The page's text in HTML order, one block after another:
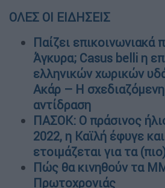
ΟΛΕΣ ΟΙ ΕΙΔΗΣΕΙΣ
Παίζει επικοινωνιακά
Άγκυρα; Casus belli η
ελληνικών χωρικών
Ακάρ – Η
αντίδραση
ΠΑΣΟΚ: Ο πράσινος
2022, η Καϊλή έφυγε
ετοιμάζεται για τα
Πώς θα κινηθούν τα
Πρωτοχρονιάς